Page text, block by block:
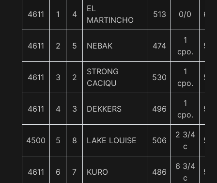
4611 1 4
EL
MARTINCHO
513 0/0 62
4611 2 5 NEBAK 474
1
cpo.
50
4611 3 2
STRONG
CACIQU
530
1
cpo.
55
4611 4 3 DEKKERS 496
1
cpo.
56
4500 5 8 LAKE LOUISE 506
2 3/4
c
52
4611 6 7 KURO 486
6 3/4
c
52